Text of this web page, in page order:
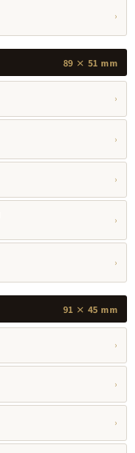
›
89 × 51 mm
›
›
›
›
›
91 × 45 mm
›
›
›